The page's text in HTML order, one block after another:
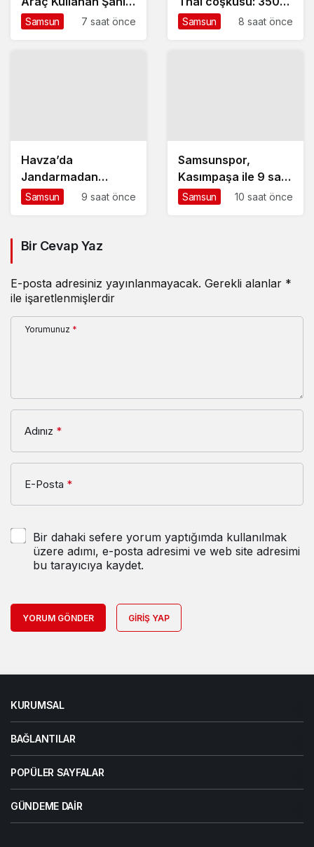
Cezaevinde
Samsun 7 saat önce
sporcu mücadele
Samsun 8 saat önce
Havza’da
Jandarmadan
Kur’an Kursu
Samsun 9 saat önce
Samsunspor,
Kasımpaşa ile 9 saat
arayla iki hazırlık
Samsun 10 saat önce
Bir Cevap Yaz
E-posta adresiniz yayınlanmayacak. Gerekli alanlar *
ile işaretlenmişlerdir
Yorumunuz *
Adınız *
E-Posta *
Bir dahaki sefere yorum yaptığımda kullanılmak
üzere adımı, e-posta adresimi ve web site adresimi
bu tarayıcıya kaydet.
YORUM GÖNDER GIRIŞ YAP
KURUMSAL
BAĞLANTILAR
POPÜLER SAYFALAR
GÜNDEME DAIR